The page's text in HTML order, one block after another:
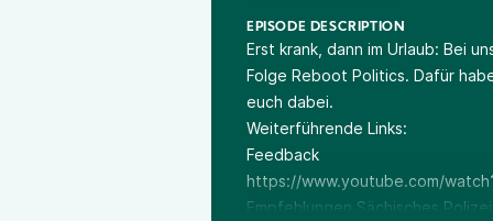
EPISODE DESCRIPTION
Erst krank, dann im Urlaub: Bei
Folge Reboot Politics. Dafür
euch dabei.
Weiterführende Links:
Feedback
https://www.youtube.com/
Empfehlungen Sächisches